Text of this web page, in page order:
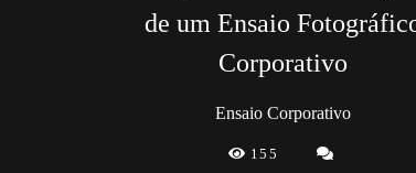
de um Ensaio
Corporativo
Ensaio Corporativo
155